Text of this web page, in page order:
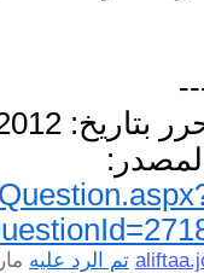
بتاريخ: 21.10.2012
تم الرد عليه مارس